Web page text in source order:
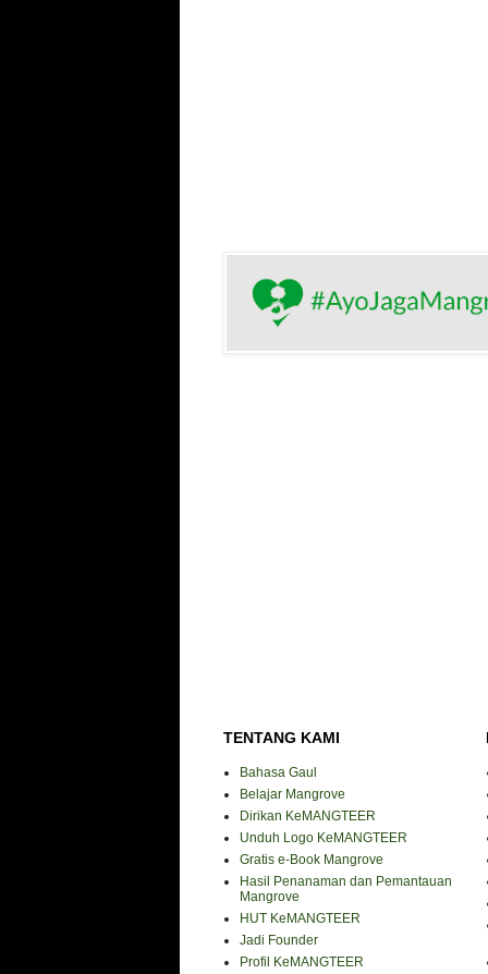
TENTANG KAMI
Bahasa Gaul
Belajar Mangrove
Dirikan KeMANGTEER
Unduh Logo KeMANGTEER
Gratis e-Book Mangrove
Hasil Penanaman dan Pemantauan
Mangrove
HUT KeMANGTEER
Jadi Founder
Profil KeMANGTEER